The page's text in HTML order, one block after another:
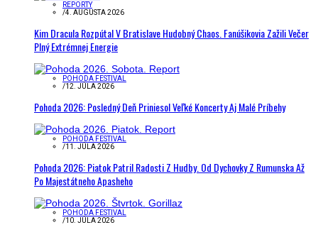
REPORTY
/4. AUGUSTA 2026
Kim Dracula Rozpútal V Bratislave Hudobný Chaos. Fanúšikovia Zažili Večer
Plný Extrémnej Energie
POHODA FESTIVAL
/12. JÚLA 2026
Pohoda 2026: Posledný Deň Priniesol Veľké Koncerty Aj Malé Príbehy
POHODA FESTIVAL
/11. JÚLA 2026
Pohoda 2026: Piatok Patril Radosti Z Hudby. Od Dychovky Z Rumunska Až
Po Majestátneho Apasheho
POHODA FESTIVAL
/10. JÚLA 2026